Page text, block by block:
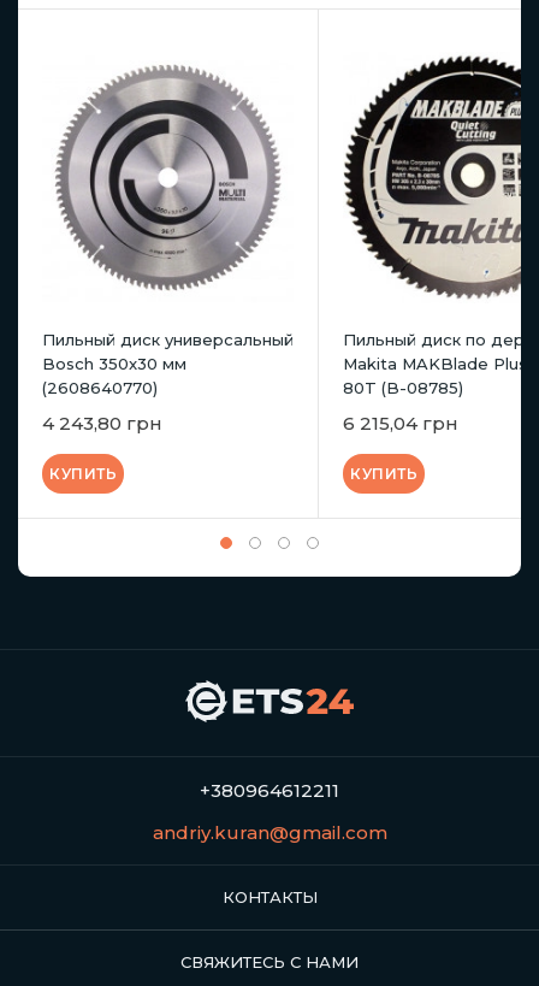
Пильный диск универсальный
Bosch 350x30 мм
(2608640770)
4 243,80 грн
КУПИТЬ
Пильный диск по
Makita MAKBlade Plus
80T (B-08785)
6 215,04 грн
КУПИТЬ
+380964612211
andriy.kuran@gmail.com
КОНТАКТЫ
СВЯЖИТЕСЬ С НАМИ